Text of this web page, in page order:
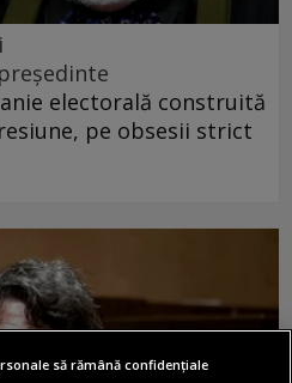
electorală construită
pe obsesii strict
să rămână confidențiale